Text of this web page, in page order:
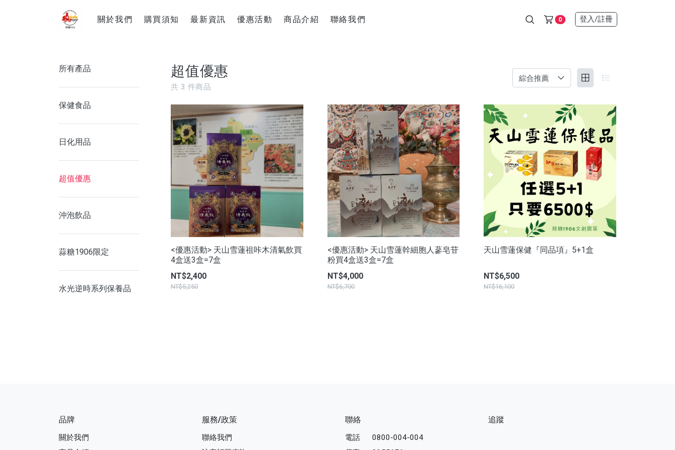
關於我們 購買須知 最新資訊 優惠活動 商品介紹
蒜糖1906限定
水光逆時系列保養品
聯絡我們 0 登入/註冊
所有產品
保健食品
日化用品
超值優惠
沖泡飲品
蒜糖1906限定
水光逆時系列保養品
超值優惠
共 3 件商品
<優惠活動> 天山雪蓮祖咔木清氣飲買
4盒送3盒=7盒
NT$2,400
NT$5,250
<優惠活動> 天山雪蓮幹細胞人蔘皂苷
粉買4盒送3盒=7盒
NT$4,000
NT$6,700
天山雪蓮保健『同品項』5+1盒
NT$6,500
NT$16,100
品牌
關於我們
服務/政策
聯絡我們
聯絡
電話
0800-004-004
追蹤